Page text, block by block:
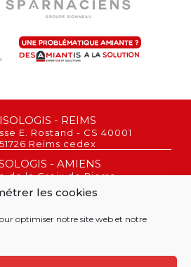
les cookies
optimiser notre site web et notre
ISOLOGIS - REIMS
E. Rostand - CS 40001
51726 Reims cedex
- AMIENS
de la Croix de Pierre
80080 Amiens
: 03 26 22 43 03
©